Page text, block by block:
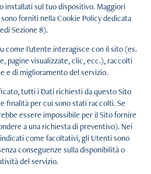
installati sul tuo dispositivo. Maggiori
forniti nella Cookie Policy dedicata
Sezione 8).
come l'utente interagisce con il sito (es.
pagine visualizzate, clic, ecc.), raccolti
e di miglioramento del servizio.
tutti i Dati richiesti da questo Sito
finalità per cui sono stati raccolti. Se
essere impossibile per il Sito fornire
a una richiesta di preventivo). Nei
come facoltativi, gli Utenti sono
conseguenze sulla disponibilità o
del servizio.